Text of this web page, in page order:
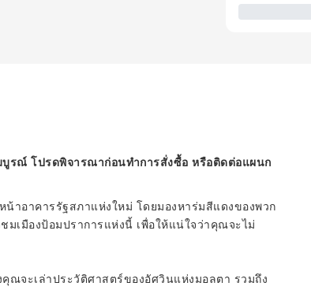
รณ์ โปรดพิจารณาก่อนทำการสั่งซื้อ หรือติดต่อแผนก
าอาคารรัฐสภาแห่งใหม่ โดยมองหาร่มสีแดงของพวก
เมืองป้อมปราการแห่งนี้ เพื่อให้แน่ใจว่าคุณจะไม่
จะเล่าประวัติศาสตร์ของอัศวินแห่งมอลตา รวมถึง